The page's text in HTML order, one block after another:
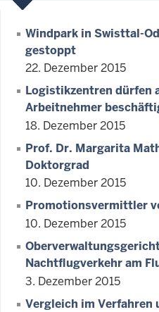
Windpark in Swisttal-
gestoppt
22. Dezember 2015
Logistikzentren dürfen
Arbeitnehmer
18. Dezember 2015
Prof. Dr. Margarita
Doktorgrad
10. Dezember 2015
Promotionsvermittler
10. Dezember 2015
Nachtflugverkehr am
3. Dezember 2015
Vergleich im Verfahren